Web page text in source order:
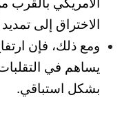
الاختراق إلى
ومع ذلك، فإن
يساهم في
بشكل استباقي.